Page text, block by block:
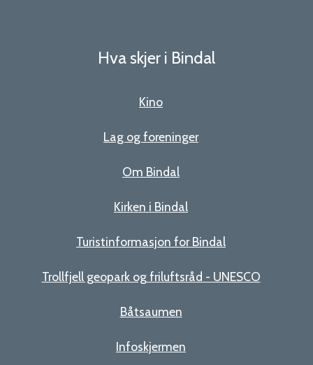
Hva skjer i Bindal
Kino
Lag og foreninger
Om Bindal
Kirken i Bindal
Turistinformasjon for Bindal
Trollfjell geopark og friluftsråd - UNESCO
Båtsaumen
Infoskjermen